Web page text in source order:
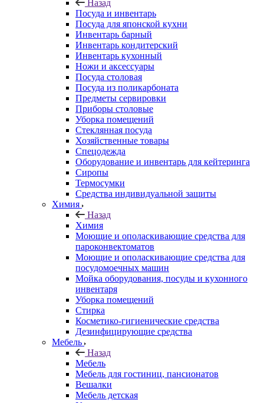
Назад
Посуда и инвентарь
Посуда для японской кухни
Инвентарь барный
Инвентарь кондитерский
Инвентарь кухонный
Ножи и аксессуары
Посуда столовая
Посуда из поликарбоната
Предметы сервировки
Приборы столовые
Уборка помещений
Стеклянная посуда
Хозяйственные товары
Спецодежда
Оборудование и инвентарь для кейтеринга
Сиропы
Термосумки
Средства индивидуальной защиты
Химия
Назад
Химия
Моющие и ополаскивающие средства для
пароконвектоматов
Моющие и ополаскивающие средства для
посудомоечных машин
Мойка оборудования, посуды и кухонного
инвентаря
Уборка помещений
Стирка
Косметико-гигиенические средства
Дезинфицирующие средства
Мебель
Назад
Мебель
Мебель для гостиниц, пансионатов
Вешалки
Мебель детская